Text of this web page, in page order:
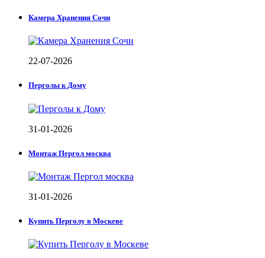
Камера Хранения Сочи
22-07-2026
Перголы к Дому
31-01-2026
Монтаж Пергол москва
31-01-2026
Купить Перголу в Москеве